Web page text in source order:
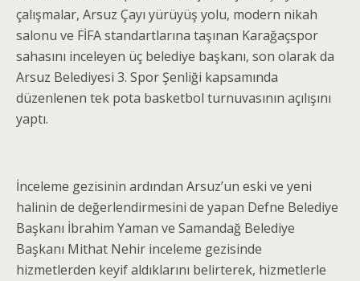
çalışmalar, Arsuz Çayı yürüyüş yolu, modern nikah
salonu ve FİFA standartlarına taşınan Karağaçspor
sahasını inceleyen üç belediye başkanı, son olarak da
Arsuz Belediyesi 3. Spor Şenliği kapsamında
düzenlenen tek pota basketbol turnuvasının açılışını
yaptı.
İnceleme gezisinin ardından Arsuz’un eski ve yeni
halinin de değerlendirmesini de yapan Defne Belediye
Başkanı İbrahim Yaman ve Samandağ Belediye
Başkanı Mithat Nehir inceleme gezisinde
hizmetlerden keyif aldıklarını belirterek, hizmetlerle